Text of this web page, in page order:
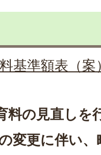
基準額表（
料の見直しを
変更に伴い